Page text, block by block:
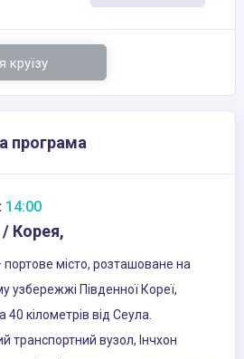
круїзу
програма
14:00
/ Корея,
портове місто, розташоване на
узбережжі Південної Кореї,
40 кілометрів від Сеула.
транспортний вузол, Інчхон